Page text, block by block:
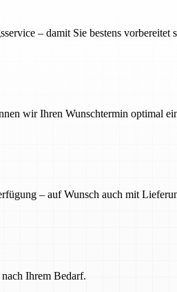
– damit Sie bestens vorbereitet
wir Ihren Wunschtermin optimal
– auf Wunsch auch mit
Ihrem Bedarf.